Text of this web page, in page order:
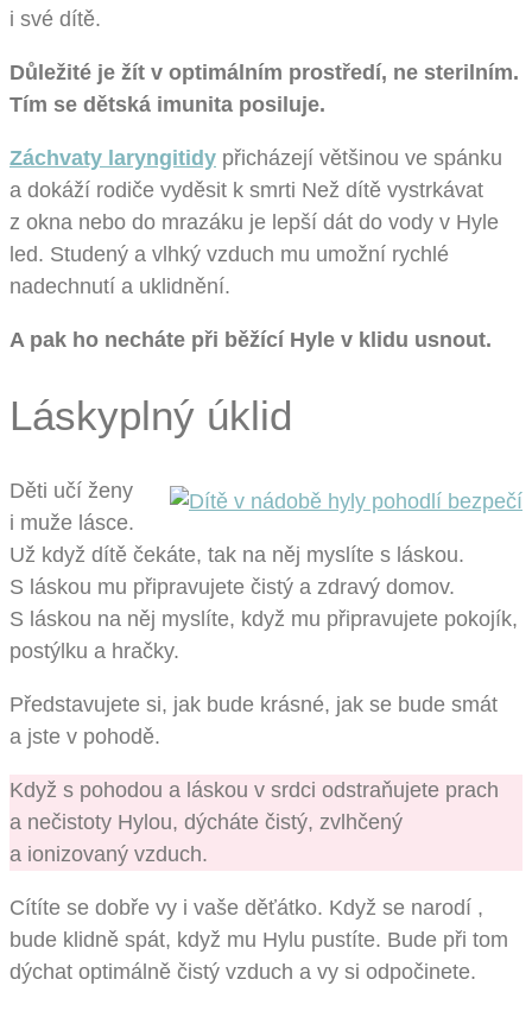
i své dítě.
Důležité je žít v optimálním prostředí, ne sterilním.
Tím se dětská imunita posiluje.
Záchvaty laryngitidy přicházejí většinou ve spánku
a dokáží rodiče vyděsit k smrti Než dítě vystrkávat
z okna nebo do mrazáku je lepší dát do vody v Hyle
led. Studený a vlhký vzduch mu umožní rychlé
nadechnutí a uklidnění.
A pak ho necháte při běžící Hyle v klidu usnout.
Láskyplný úklid
Děti učí ženy
i muže lásce.
Už když dítě čekáte, tak na něj myslíte s láskou.
S láskou mu připravujete čistý a zdravý domov.
S láskou na něj myslíte, když mu připravujete pokojík,
postýlku a hračky.
Představujete si, jak bude krásné, jak se bude smát
a jste v pohodě.
Když s pohodou a láskou v srdci odstraňujete prach
a nečistoty Hylou, dýcháte čistý, zvlhčený
a ionizovaný vzduch.
Cítíte se dobře vy i vaše děťátko. Když se narodí ,
bude klidně spát, když mu Hylu pustíte. Bude při tom
dýchat optimálně čistý vzduch a vy si odpočinete.